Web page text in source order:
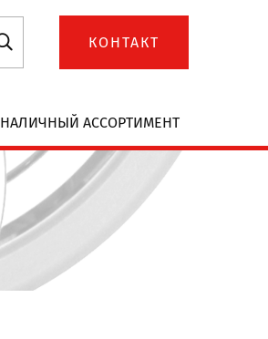
КОНТАКТ
НАЛИЧНЫЙ АССОРТИМЕНТ